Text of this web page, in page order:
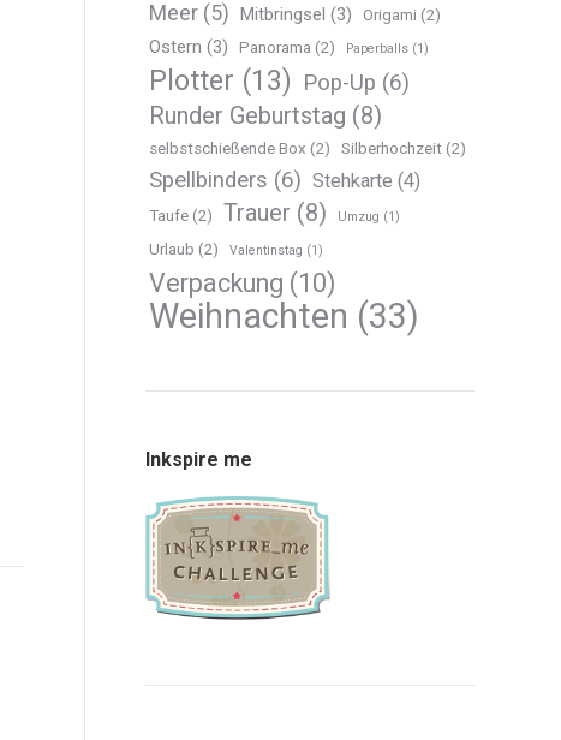
Meer (5) Mitbringsel (3) Origami (2)
Ostern (3) Panorama (2) Paperballs (1)
Plotter (13) Pop-Up (6)
Runder Geburtstag (8)
selbstschießende Box (2) Silberhochzeit (2)
Spellbinders (6) Stehkarte (4)
Taufe (2) Trauer (8) Umzug (1)
Urlaub (2) Valentinstag (1)
Verpackung (10)
Weihnachten (33)
Inkspire me